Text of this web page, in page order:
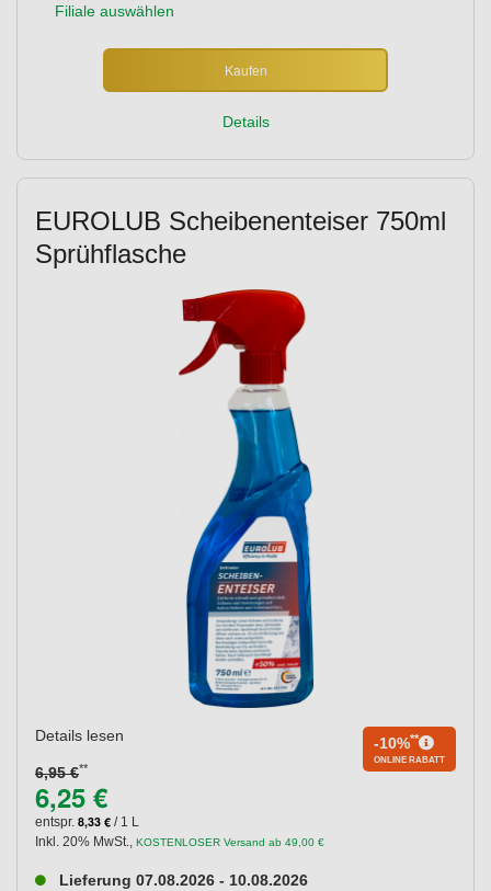
Filiale auswählen
Kaufen
Details
EUROLUB Scheibenenteiser 750ml
Sprühflasche
Details lesen
6,95 €**
-10%**
ONLINE RABATT
6,25 €
entspr. 8,33 € / 1 L
Inkl. 20% MwSt., KOSTENLOSER Versand ab 49,00 €
Lieferung 07.08.2026 - 10.08.2026